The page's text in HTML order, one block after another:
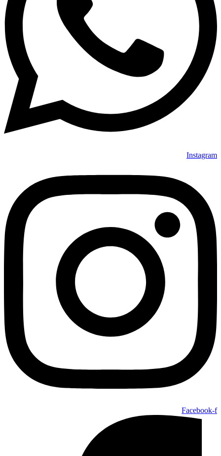
Instagram
Facebook-f